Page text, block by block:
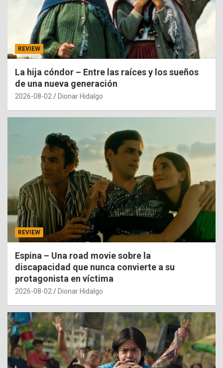
REVIEW
La hija cóndor – Entre las raíces y los sueños
de una nueva generación
2026-08-02 Dionar Hidalgo
REVIEW
Espina – Una road movie sobre la
discapacidad que nunca convierte a su
protagonista en víctima
2026-08-02 Dionar Hidalgo